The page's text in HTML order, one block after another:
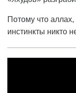
Потому что
инстинкты никто